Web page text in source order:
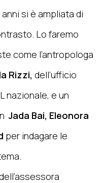
si è ampliata di
Lo faremo
come l’antropologa
Rizzi, dell’ufficio
nazionale, e un
Jada Bai, Eleonora
per indagare le